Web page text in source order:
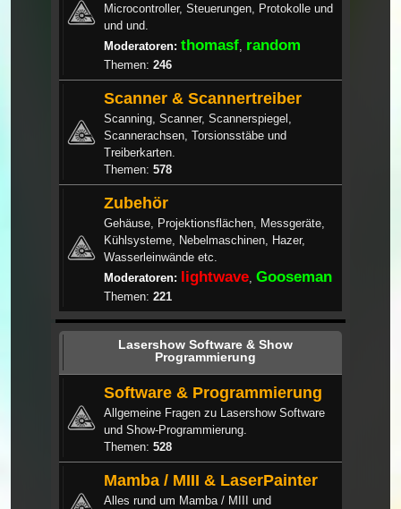
Microcontroller, Steuerungen, Protokolle und
und und.
Moderatoren: thomasf random
Themen: 246
Scanner & Scannertreiber
Scanning, Scanner, Scannerspiegel,
Scannerachsen, Torsionsstäbe und
Treiberkarten.
Themen: 578
Zubehör
Gehäuse, Projektionsflächen, Messgeräte,
Kühlsysteme, Nebelmaschinen, Hazer,
Wasserleinwände etc.
Moderatoren: lightwave Gooseman
Themen: 221
Lasershow Software & Show
Programmierung
Software & Programmierung
Allgemeine Fragen zu Lasershow Software
und Show-Programmierung.
Themen: 528
Mamba / MIII & LaserPainter
Alles rund um Mamba / MIII und